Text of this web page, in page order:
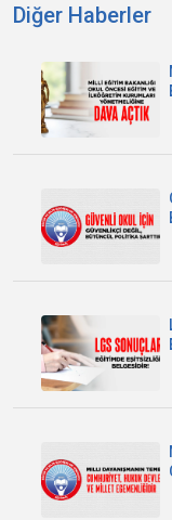
Diğer Haberler